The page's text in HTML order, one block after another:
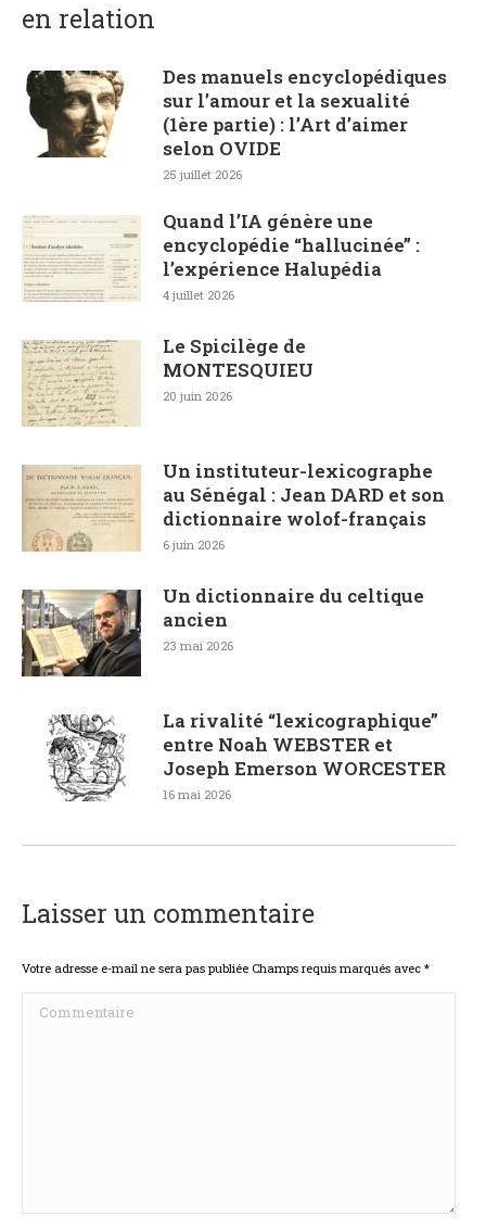
en relation
Des manuels encyclopédiques
sur l’amour et la sexualité
(1ère partie) : l’Art d’aimer
selon OVIDE
25 juillet 2026
Quand l’IA génère une
encyclopédie “hallucinée” :
l’expérience Halupédia
4 juillet 2026
Le Spicilège de
MONTESQUIEU
20 juin 2026
Un instituteur-lexicographe
au Sénégal : Jean DARD et son
dictionnaire wolof-français
6 juin 2026
Un dictionnaire du celtique
ancien
23 mai 2026
La rivalité “lexicographique”
entre Noah WEBSTER et
Joseph Emerson WORCESTER
16 mai 2026
Laisser un commentaire
Votre adresse e-mail ne sera pas publiée Champs requis marqués avec *
Commentaire